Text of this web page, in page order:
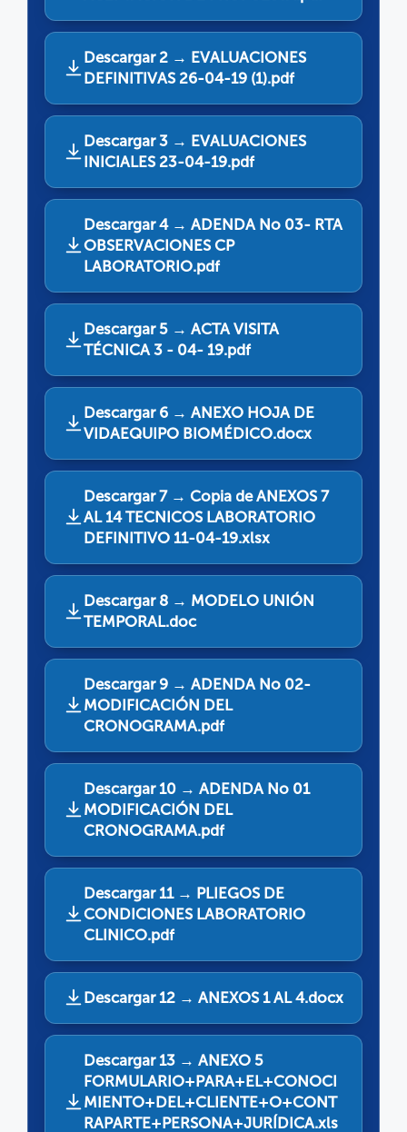
Descargar 2 → EVALUACIONES
DEFINITIVAS 26-04-19 (1).pdf
Descargar 3 → EVALUACIONES
INICIALES 23-04-19.pdf
Descargar 4 → ADENDA No 03- RTA
OBSERVACIONES CP
LABORATORIO.pdf
Descargar 5 → ACTA VISITA
TÉCNICA 3 - 04- 19.pdf
Descargar 6 → ANEXO HOJA DE
VIDAEQUIPO BIOMÉDICO.docx
Descargar 7 → Copia de ANEXOS 7
AL 14 TECNICOS LABORATORIO
DEFINITIVO 11-04-19.xlsx
Descargar 8 → MODELO UNIÓN
TEMPORAL.doc
Descargar 9 → ADENDA No 02-
MODIFICACIÓN DEL
CRONOGRAMA.pdf
Descargar 10 → ADENDA No 01
MODIFICACIÓN DEL
CRONOGRAMA.pdf
Descargar 11 → PLIEGOS DE
CONDICIONES LABORATORIO
CLINICO.pdf
Descargar 12 → ANEXOS 1 AL 4.docx
Descargar 13 → ANEXO 5
FORMULARIO+PARA+EL+CONOCI
MIENTO+DEL+CLIENTE+O+CONT
RAPARTE+PERSONA+JURÍDICA.xls